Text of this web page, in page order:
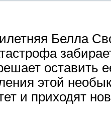
Белла
оставить
этой
и приходят